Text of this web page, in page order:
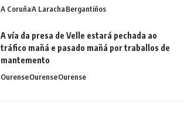
A CoruñaA LarachaBergantiños
A vía da presa de Velle estará pechada ao
tráfico mañá e pasado mañá por traballos de
mantemento
OurenseOurenseOurense